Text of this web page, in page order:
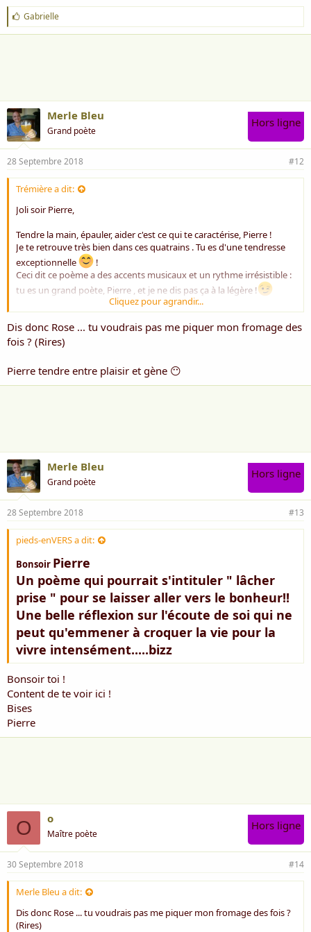
J
'
a
Gabrielle
Merle Bleu
Grand poète
Hors ligne
28 Septembre 2018 #12
Trémière a dit:
Joli soir Pierre,
Tendre la main, épauler, aider c'est ce qui te caractérise, Pierre !
Je te retrouve très bien dans ces quatrains . Tu es d'une tendresse
exceptionnelle
!
Ceci dit ce poème a des accents musicaux et un rythme irrésistible :
tu es un grand poète, Pierre , et je ne dis pas ça à la légère !
Bises sincères
Rose ***
Cliquez pour agrandir...
Dis donc Rose ... tu voudrais pas me piquer mon fromage des
fois ? (Rires)
Pierre tendre entre plaisir et gène 😶
Merle Bleu
Grand poète
Hors ligne
28 Septembre 2018 #13
pieds-enVERS a dit:
Bonsoir Pierre
Un poème qui pourrait s'intituler " lâcher
prise " pour se laisser aller vers le bonheur!!
Une belle réflexion sur l'écoute de soi qui ne
peut qu'emmener à croquer la vie pour la
vivre intensément.....bizz
Bonsoir toi !
Content de te voir ici !
Bises
Pierre
O o
Maître poète
Hors ligne
30 Septembre 2018 #14
Merle Bleu a dit:
Dis donc Rose ... tu voudrais pas me piquer mon fromage des fois ?
(Rires)